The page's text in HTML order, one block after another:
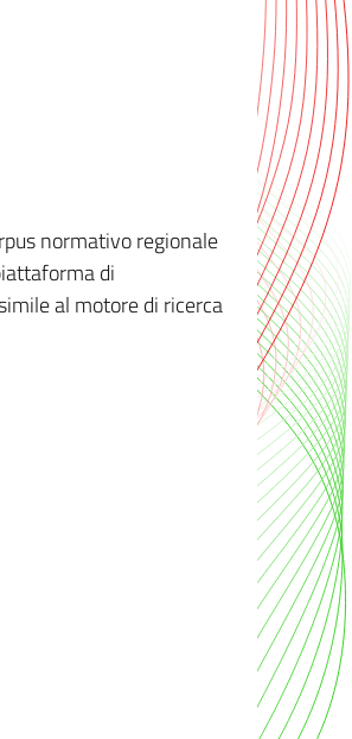
normativo regionale
di
al motore di ricerca